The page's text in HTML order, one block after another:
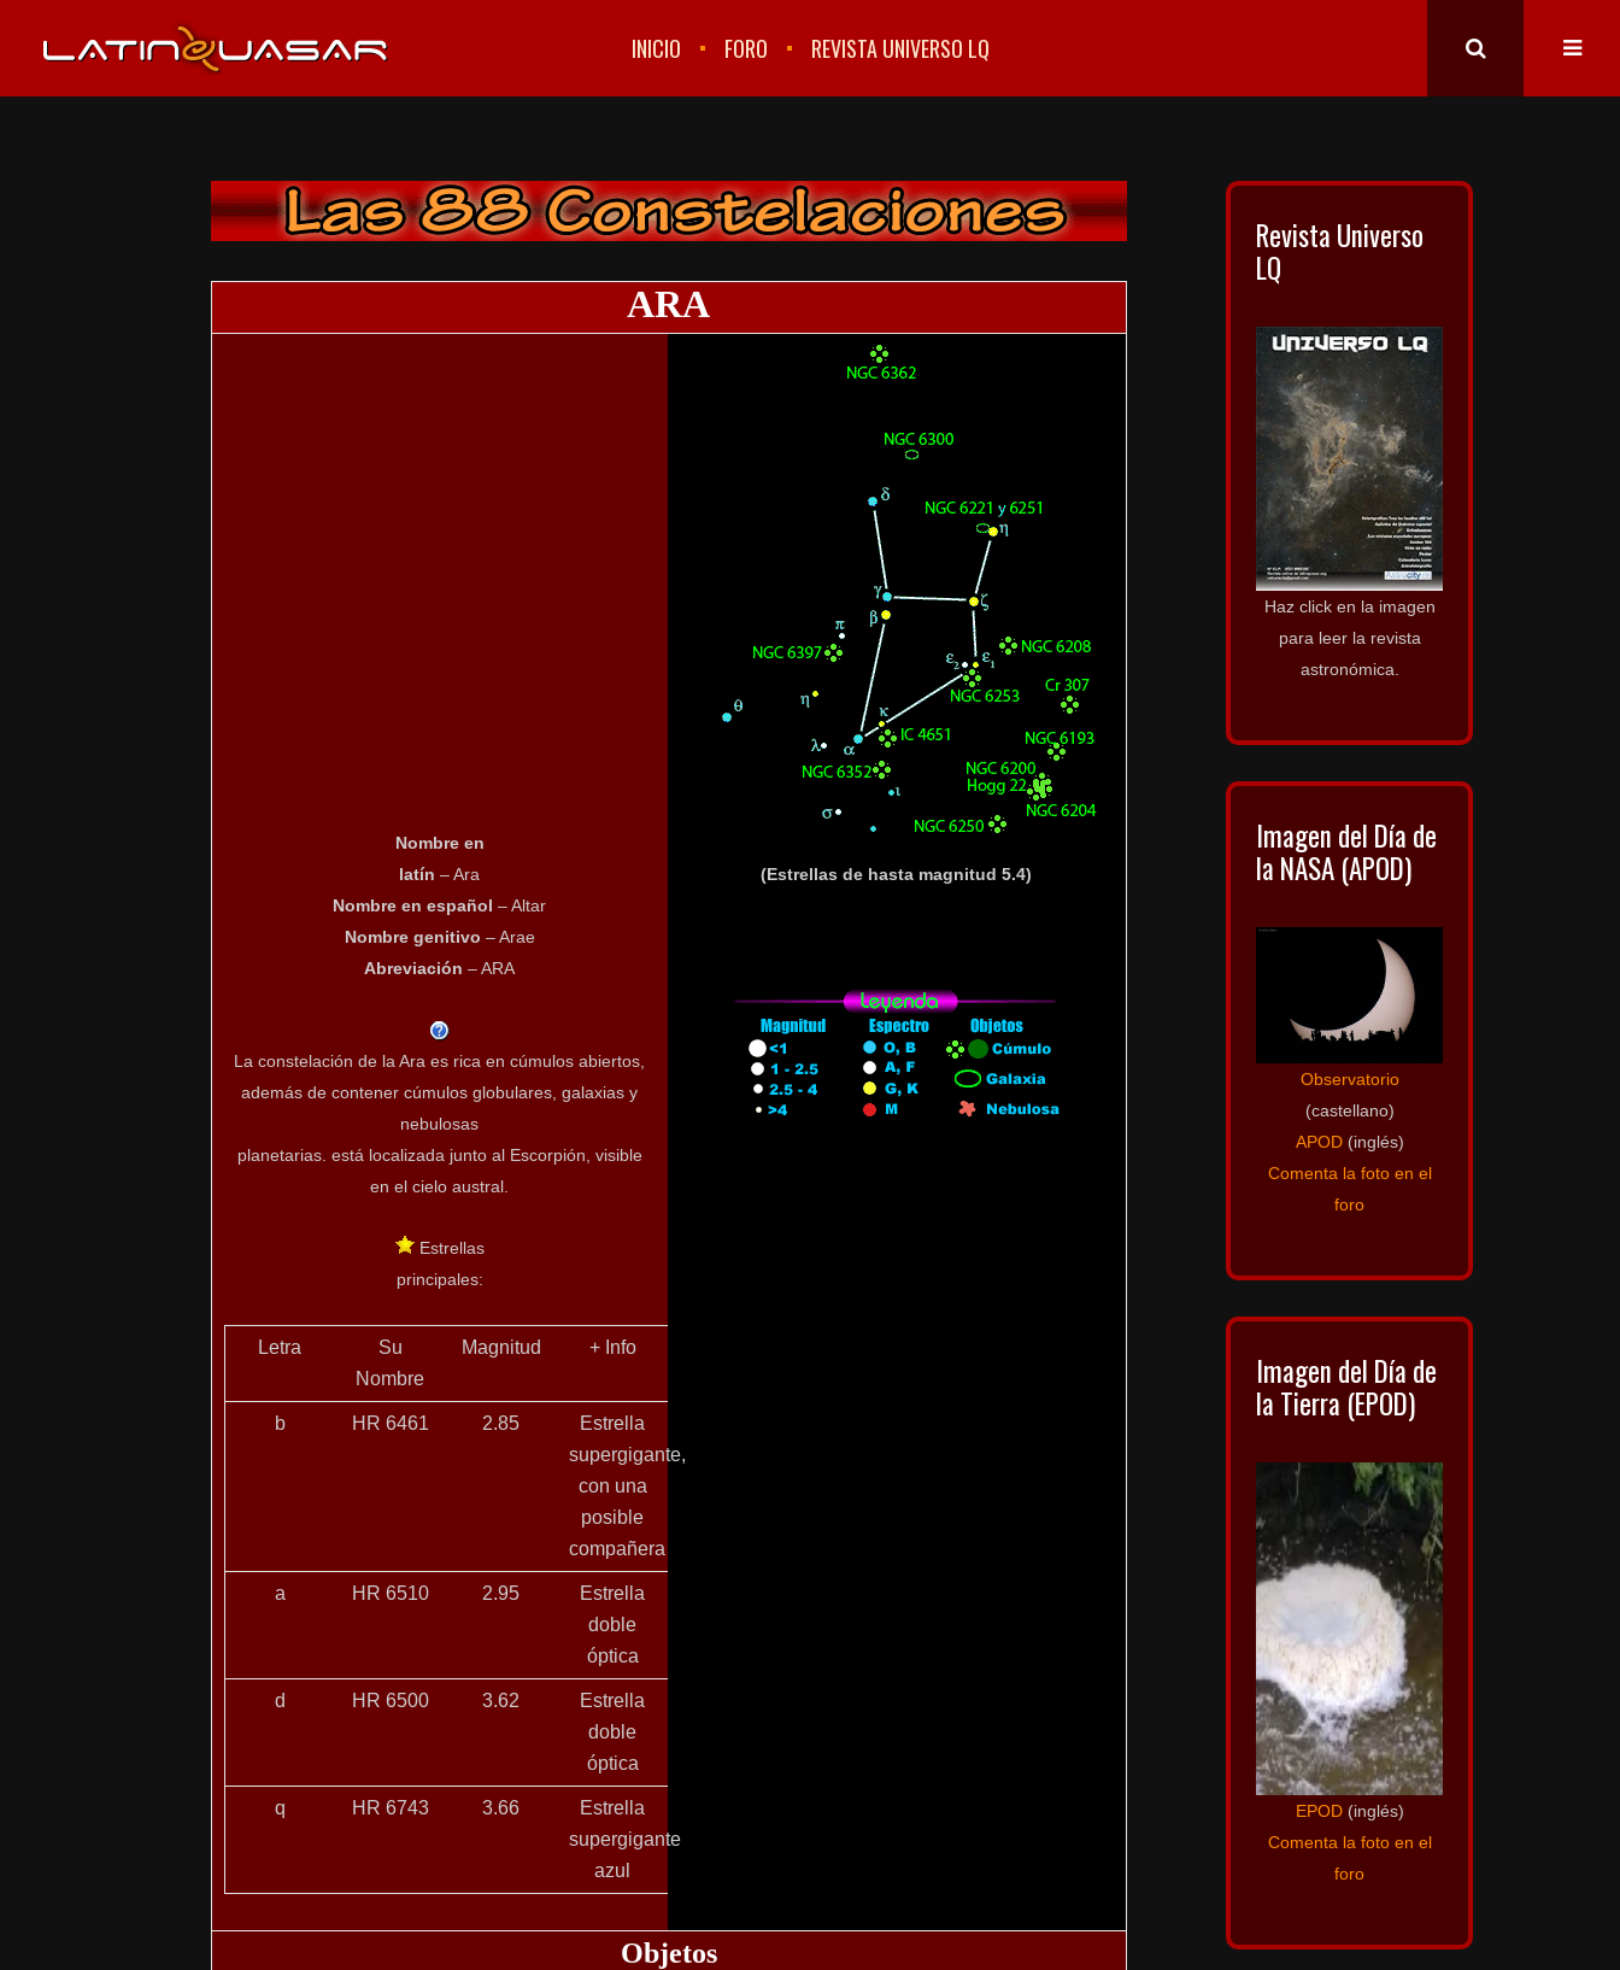
INICIO FORO REVISTA UNIVERSO LQ
ARA
Nombre en
latín – Ara
Nombre en español – Altar
Nombre genitivo – Arae
Abreviación – ARA
La constelación de la Ara es rica en cúmulos abiertos,
además de contener cúmulos globulares, galaxias y
nebulosas
planetarias. está localizada junto al Escorpión, visible
en el cielo austral.
Estrellas
principales:
Letra
Su
Nombre
Magnitud + Info
b HR 6461 2.85
Estrella
supergigante,
con una
posible
compañera
a HR 6510 2.95
Estrella
doble
óptica
d HR 6500 3.62
Estrella
doble
óptica
q HR 6743 3.66
Estrella
supergigante
azul
(Estrellas de hasta magnitud 5.4)
Objetos
Revista Universo
LQ
Haz click en la imagen
para leer la revista
astronómica.
Imagen del Día de
la NASA (APOD)
Observatorio
(castellano)
APOD(inglés)
Comenta la foto en el
foro
Imagen del Día de
la Tierra (EPOD)
EPOD (inglés)
Comenta la foto en el
foro